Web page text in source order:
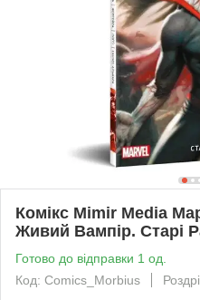
Комікс Mimir Media
Живий Вампір. Старі
Готово до відправки 1 од.
Код: Comics_Morbius